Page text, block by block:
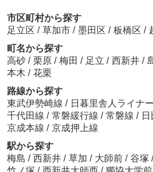
市区町村から探す
足立区 / 草加市 / 墨田区 / 板橋区 /
町名から探す
高砂 / 栗原 / 梅田 / 足立 / 西新井 /
本木 / 花栗
路線から探す
東武伊勢崎線 / 日暮里舎人ライナー
千代田線 / 常磐緩行線 / 常磐線 /
京成本線 / 京成押上線
駅から探す
梅島 / 西新井 / 草加 / 大師前 / 谷塚 /